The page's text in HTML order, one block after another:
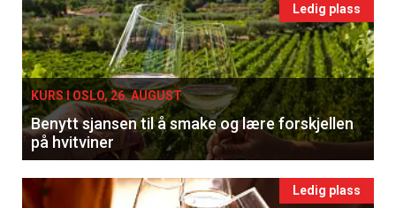
Ledig plass
KURS I OSLO, 26. AUGUST
Benytt sjansen til å smake og lære forskjellen
på hvitviner
Ledig plass